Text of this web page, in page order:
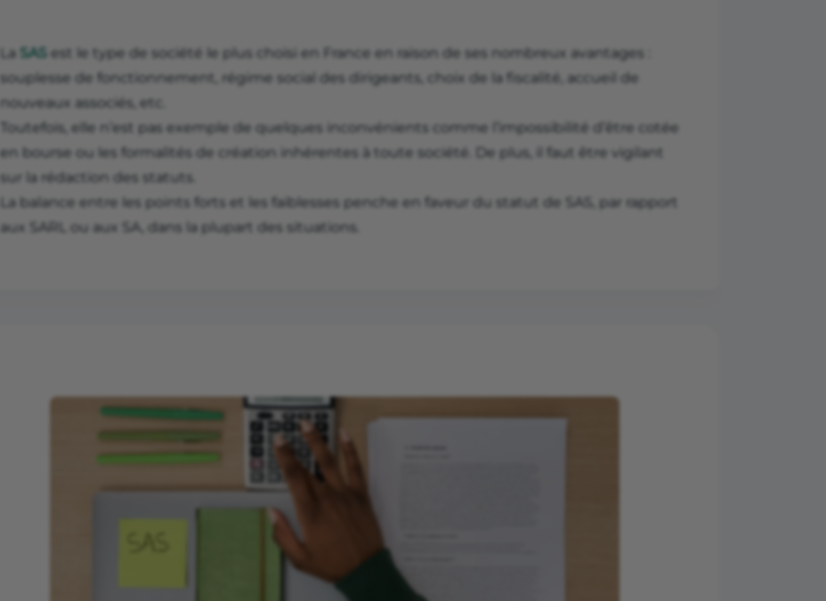
La SAS est le type de société le plus choisi en France en raison de ses nombreux avantages :
souplesse de fonctionnement, régime social des dirigeants, choix de la fiscalité, accueil de
nouveaux associés, etc.
Toutefois, elle n’est pas exemple de quelques inconvénients comme l’impossibilité d’être cotée
en bourse ou les formalités de création inhérentes à toute société. De plus, il faut être vigilant
sur la rédaction des statuts.
La balance entre les points forts et les faiblesses penche en faveur du statut de SAS, par rapport
aux SARL ou aux SA, dans la plupart des situations.